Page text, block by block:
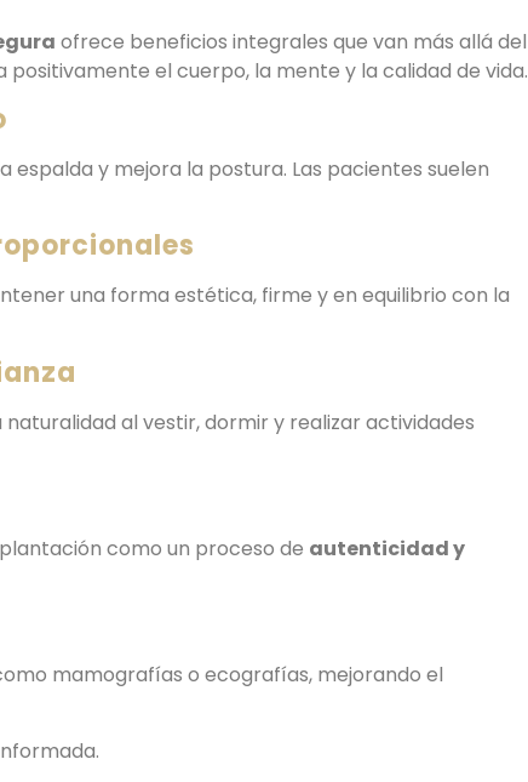
ofrece beneficios integrales que van más allá del
el cuerpo, la mente y la calidad de vida.
espalda y mejora la postura. Las pacientes suelen
una forma estética, firme y en equilibrio con la
al vestir, dormir y realizar actividades
como un proceso de autenticidad y
mamografías o ecografías, mejorando el